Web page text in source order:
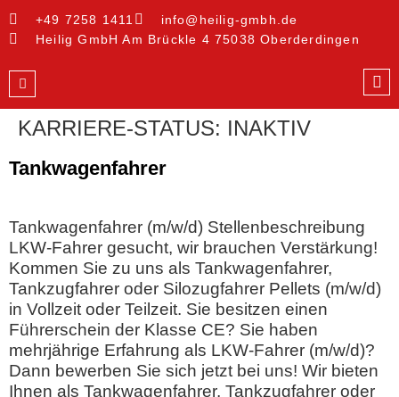
+49 7258 1411
info@heilig-gmbh.de
Heilig GmbH Am Brückle 4 75038 Oberderdingen
KARRIERE-STATUS: INAKTIV
Tankwagenfahrer
Tankwagenfahrer (m/w/d) Stellenbeschreibung
LKW-Fahrer gesucht, wir brauchen Verstärkung!
Kommen Sie zu uns als Tankwagenfahrer,
Tankzugfahrer oder Silozugfahrer Pellets (m/w/d)
in Vollzeit oder Teilzeit. Sie besitzen einen
Führerschein der Klasse CE? Sie haben
mehrjährige Erfahrung als LKW-Fahrer (m/w/d)?
Dann bewerben Sie sich jetzt bei uns! Wir bieten
Ihnen als Tankwagenfahrer, Tankzugfahrer oder